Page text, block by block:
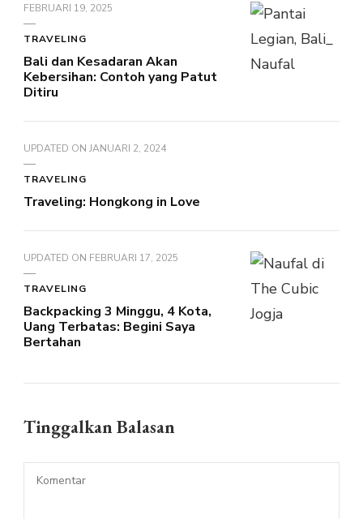
FEBRUARI 19, 2025
TRAVELING
Bali dan Kesadaran Akan
Kebersihan: Contoh yang Patut
Ditiru
UPDATED ON JANUARI 2, 2024
TRAVELING
Traveling: Hongkong in Love
UPDATED ON FEBRUARI 17, 2025
TRAVELING
Backpacking 3 Minggu, 4 Kota,
Uang Terbatas: Begini Saya
Bertahan
Tinggalkan Balasan